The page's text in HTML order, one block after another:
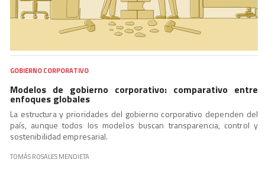
GOBIERNO CORPORATIVO
Modelos de gobierno corporativo: comparativo entre
enfoques globales
La estructura y prioridades del gobierno corporativo dependen del
país, aunque todos los modelos buscan transparencia, control y
sostenibilidad empresarial.
TOMÁS ROSALES MENDIETA